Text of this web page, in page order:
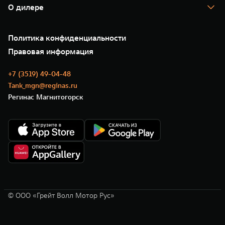
Корпоративным клиентам
Зарядные станции
Помощь на дороге
Новые цифровые сервисы TANK
Сервис
Нулевое ТО
Моторные масла
О дилере
35 лет GWM
GWM ТЕХ ДЕНЬ
Новости
Политика конфиденциальности
Правовая информация
+7 (3519) 49-04-48
Tank_mgn@reginas.ru
Регинас Магнитогорск
© ООО «Грейт Волл Мотор Рус»